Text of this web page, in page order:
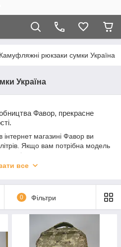
Камуфляжні рюкзаки сумки Україна
Україна
Фавор, прекрасне
інтернет магазині Фавор ви
Якщо вам потрібна модель
і в цьому випадку ми
Моделі можуть
риболовлі, походу в гори або в
та від речей, які ви збираєтеся
рюкзака: великий,
ж ви військовий для вас
до вашої уваги такі
мультикам, піксель ЗСУ
все
0 Фільтри